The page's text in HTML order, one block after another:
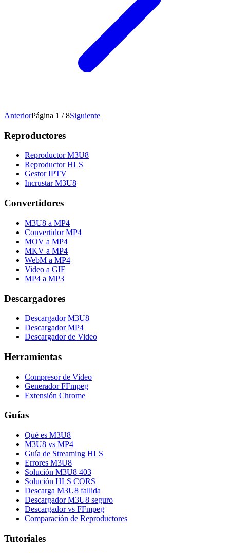
AnteriorPágina 1 / 8Siguiente
Reproductores
Reproductor M3U8
Reproductor HLS
Gestor IPTV
Incrustar M3U8
Convertidores
M3U8 a MP4
Convertidor MP4
MOV a MP4
MKV a MP4
WebM a MP4
Video a GIF
MP4 a MP3
Descargadores
Descargador M3U8
Descargador MP4
Descargador de Video
Herramientas
Compresor de Video
Generador FFmpeg
Extensión Chrome
Guías
Qué es M3U8
M3U8 vs MP4
Guía de Streaming HLS
Errores M3U8
Solución M3U8 403
Solución HLS CORS
Descarga M3U8 fallida
Descargador M3U8 seguro
Descargador vs FFmpeg
Comparación de Reproductores
Tutoriales